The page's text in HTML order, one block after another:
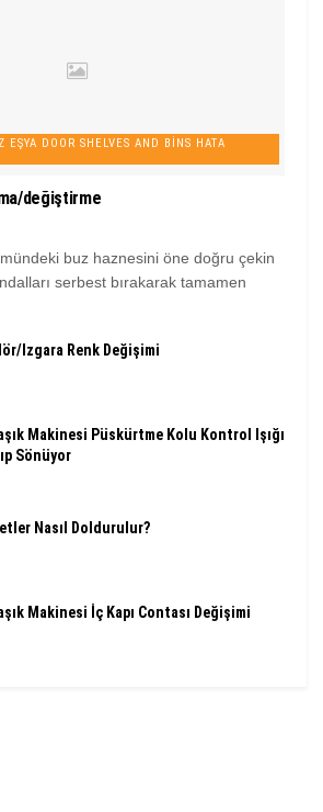
EŞYA DOOR SHELVES AND BINS HATA
değiştirme
buz haznesini öne doğru çekin
serbest bırakarak tamamen
Izgara Renk Değişimi
Makinesi Püskürtme Kolu Kontrol Işığı
Sönüyor
Nasıl Doldurulur?
Makinesi İç Kapı Contası Değişimi